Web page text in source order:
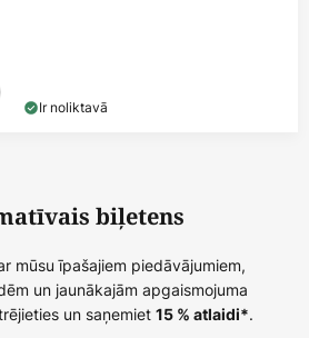
Ir noliktavā
biļetens
mūsu īpašajiem piedāvājumiem,
un jaunākajām apgaismojuma
un saņemiet 15 % atlaidi*.